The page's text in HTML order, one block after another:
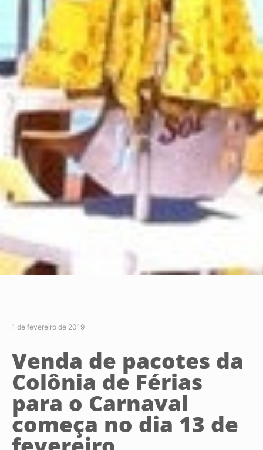
1 de fevereiro de 2019
Venda de pacotes da
Colônia de Férias
para o Carnaval
começa no dia 13 de